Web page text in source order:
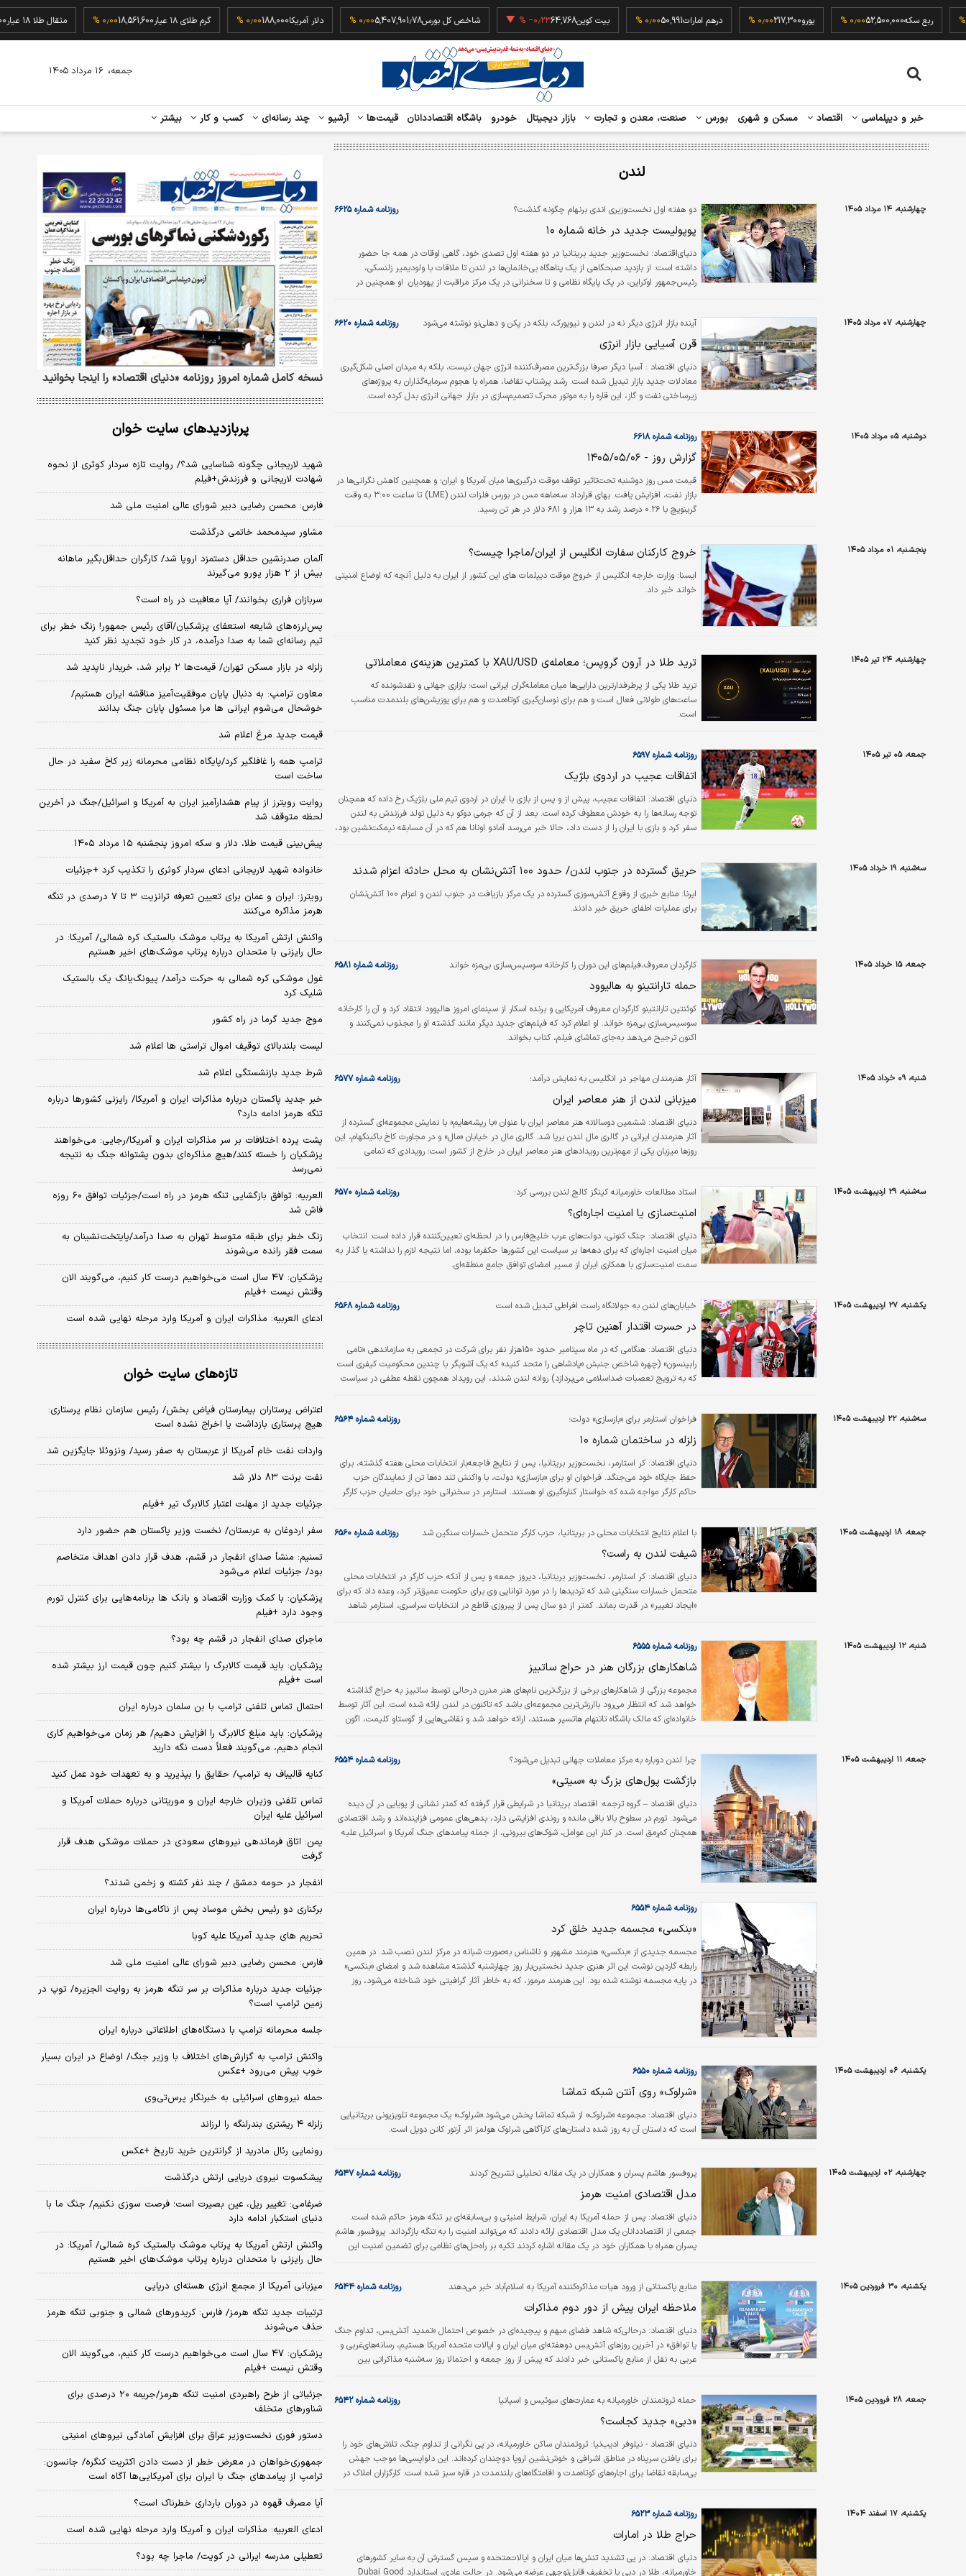
ربع سکه52,500,000 یورو217,300 درهم امارات50,991 بیت کوین64,768‎−۰٫۲۳ % شاخص کل بورس5,407,901.78 دلار آمریکا188,000 گرم طلای ۱۸ عیار 18,561,600 مثقال طلا ۱۸ عیار
خبر و دیپلماسی اقتصاد مسکن و شهری بورس صنعت، معدن و تجارت بازار دیجیتال خودرو باشگاه اقتصاددانان قیمت‌ها آرشیو چند رسانه‌ای کسب و کار بیشتر
جمعه، ۱۶ مرداد ۱۴۰۵
لندن
چهارشنبه، ۱۴ مرداد ۱۴۰۵ دو هفته اول نخست‌وزیری اندی برنهام چگونه گذشت؟ روزنامه شماره ۶۶۲۵
پوپولیست جدید در خانه شماره ۱۰
دنیای‌اقتصاد: نخست‌وزیر جدید بریتانیا در دو هفته اول تصدی خود، گاهی اوقات در همه جا حضور
داشته است: از بازدید صبحگاهی از یک پناهگاه بی‌خانمان‌ها در لندن تا ملاقات با ولودیمیر زلنسکی،
رئیس‌جمهور اوکراین، در یک پایگاه نظامی و تا سخنرانی در یک مرکز مراقبت از یهودیان. او همچنین در
روش صحیح درست کردن یک فنجان…
چهارشنبه، ۰۷ مرداد ۱۴۰۵ آینده بازار انرژی دیگر نه در لندن و نیویورک، بلکه در پکن و دهلی‌نو نوشته می‌شود روزنامه شماره ۶۶۲۰
قرن آسیایی بازار انرژی
دنیای اقتصاد : آسیا دیگر صرفا بزرگ‌ترین مصرف‌کننده انرژی جهان نیست، بلکه به میدان اصلی شکل‌گیری
معادلات جدید بازار تبدیل شده است. رشد پرشتاب تقاضا، همراه با هجوم سرمایه‌گذاران به پروژه‌های
زیرساختی نفت و گاز، این قاره را به موتور محرک تصمیم‌سازی در بازار جهانی انرژی بدل کرده است.
دوشنبه، ۰۵ مرداد ۱۴۰۵ روزنامه شماره ۶۶۱۸
گزارش روز - ۱۴۰۵/۰۵/۰۶
قیمت مس روز دوشنبه تحت‌تاثیر توقف موقت درگیری‌ها میان آمریکا و ایران؛ و همچنین کاهش نگرانی‌ها در
بازار نفت، افزایش یافت. بهای قرارداد سه‌ماهه مس در بورس فلزات لندن (LME) تا ساعت ۳:۰۰ به وقت
گرینویچ با ۰.۲۶ درصد رشد به ۱۳ هزار و ۶۸۱ دلار در هر تن رسید.
پنجشنبه، ۰۱ مرداد ۱۴۰۵ خروج کارکنان سفارت انگلیس از ایران/ماجرا چیست؟
ايسنا: وزارت خارجه انگلیس از خروج موقت دیپلمات های این کشور از ایران به دلیل آنچه که اوضاع امنیتی
خواند خبر داد.
چهارشنبه، ۲۴ تیر ۱۴۰۵ ترید طلا در آرون گروپس؛ معامله‌ی XAU/USD با کمترین هزینه‌ی معاملاتی
ترید طلا یکی از پرطرفدارترین دارایی‌ها میان معامله‌گران ایرانی است؛ بازاری جهانی و نقدشونده که
ساعت‌های طولانی فعال است و هم برای نوسان‌گیری کوتاه‌مدت و هم برای پوزیشن‌های بلندمدت مناسب
است.
جمعه، ۰۵ تیر ۱۴۰۵ روزنامه شماره ۶۵۹۷
اتفاقات عجیب در اردوی بلژیک
دنیای اقتصاد: اتفاقات عجیب، پیش از و پس از بازی با ایران در اردوی تیم ملی بلژیک رخ داده که همچنان
توجه رسانه‌ها را به خودش معطوف کرده است. بعد از آن که جرمی دوکو به دلیل تولد فرزندش به لندن
سفر کرد و بازی با ایران را از دست داد، حالا خبر می‌رسد آمادو اونانا هم که در آن مسابقه نیمکت‌نشین بود،
سه‌شنبه، ۱۹ خرداد ۱۴۰۵ حریق گسترده در جنوب لندن/ حدود ۱۰۰ آتش‌نشان به محل حادثه اعزام شدند
ایرنا:
منابع خبری از وقوع آتش‌سوزی گسترده در یک مرکز بازیافت در جنوب لندن و اعزام ۱۰۰ آتش‌نشان
برای عملیات اطفای حریق خبر دادند.
جمعه، ۱۵ خرداد ۱۴۰۵ کارگردان معروف،فیلم‌های این دوران را کارخانه سوسیس‌سازی بی‌مزه خواند روزنامه شماره ۶۵۸۱
حمله تارانتینو به‌ هالیوود
کوئنتین تارانتینو کارگردان معروف آمریکایی و برنده اسکار از سینمای امروز ‌هالیوود انتقاد کرد و آن را کارخانه
سوسیس‌سازی بی‌مزه خواند. او اعلام کرد که فیلم‌های جدید دیگر مانند گذشته او را مجذوب نمی‌کنند و
اکنون ترجیح می‌دهد به‌جای تماشای فیلم، کتاب بخواند.
شنبه، ۰۹ خرداد ۱۴۰۵ آثار هنرمندان مهاجر در انگلیس به نمایش درآمد؛ روزنامه شماره ۶۵۷۷
میزبانی لندن از هنر معاصر ایران
دنیای اقتصاد: ششمین دوسالانه هنر معاصر ایران با عنوان «با ریشه‌هایم» با نمایش مجموعه‌ای گسترده از
آثار هنرمندان ایرانی در گالری مال لندن برپا شد. گالری مال در خیابان «مال» و در مجاورت کاخ باکینگهام، این
روزها میزبان یکی از مهم‌ترین رویدادهای هنر معاصر ایران در خارج از کشور است؛ رویدادی که تمامی
سه‌شنبه، ۲۹ اردیبهشت ۱۴۰۵ استاد مطالعات خاورمیانه کینگز کالج لندن بررسی کرد؛ روزنامه شماره ۶۵۷۰
امنیت‌سازی یا امنیت اجاره‌ای؟
دنیای اقتصاد: جنگ کنونی، دولت‌های عرب خلیج‌فارس را در لحظه‌ای تعیین‌کننده قرار داده است: انتخاب
میان امنیت اجاره‌ای که برای دهه‌ها بر سیاست این کشورها حکفرما بوده، اما نتیجه‌ لازم را نداشته یا گذار به
سمت امنیت‌سازی با همکاری ایران از مسیر امضای توافق جامع منطقه‌ای.
یکشنبه، ۲۷ اردیبهشت ۱۴۰۵ خیابان‌های لندن به جولانگاه راست افراطی تبدیل شده است روزنامه شماره ۶۵۶۸
در حسرت اقتدار آهنین تاچر
دنیای اقتصاد:
هنگامی که در ماه سپتامبر حدود ۱۵۰هزار نفر برای شرکت در تجمعی به سازماندهی «تامی
رابینسون» (چهره شاخص جنبش «پادشاهی را متحد کنید» که یک آشوبگر با چندین محکومیت کیفری است
که به ترویج تعصبات ضداسلامی می‌پردازد) روانه لندن شدند، این رویداد همچون نقطه عطفی در سیاست
راهپیمایی با عنوان «پادشاهی را متحد کنید»…
سه‌شنبه، ۲۲ اردیبهشت ۱۴۰۵ فراخوان استارمر برای «بازسازی» دولت؛ روزنامه شماره ۶۵۶۴
زلزله در ساختمان شماره ۱۰
دنیای اقتصاد: کر استارمر، نخست‌وزیر بریتانیا، پس از نتایج فاجعه‌بار انتخابات محلی هفته گذشته، برای
حفظ جایگاه خود می‌جنگد. فراخوان او برای «بازسازی» دولت، با واکنش تند ده‌ها تن از نمایندگان حزب
حاکم کارگر مواجه شده که خواستار کناره‌گیری او هستند. استارمر در سخنرانی خود برای حامیان حزب کارگر
به «هرج‌ومرجی» فرو…
جمعه، ۱۸ اردیبهشت ۱۴۰۵ با اعلام نتایج انتخابات محلی در بریتانیا، حزب کارگر متحمل خسارات سنگین شد روزنامه شماره ۶۵۶۰
شیفت لندن به راست؟
دنیای اقتصاد: کر استارمر، نخست‌وزیر بریتانیا، دیروز جمعه و پس از آنکه حزب کارگر در انتخابات محلی
متحمل خسارات سنگینی شد که تردیدها را در مورد توانایی وی برای حکومت عمیق‌تر کرد، وعده داد که برای
«ایجاد تغییر» در قدرت بماند. کمتر از دو سال پس از پیروزی قاطع در انتخابات سراسری، استارمر شاهد
شنبه، ۱۲ اردیبهشت ۱۴۰۵ روزنامه شماره ۶۵۵۵
شاهکارهای بزرگان هنر در حراج ساتبیز
مجموعه بزرگی از شاهکارهای برخی از بزرگ‌ترین نام‌های هنر مدرن درحالی توسط ساتبیز به حراج گذاشته
خواهد شد که انتظار می‌رود باارزش‌ترین مجموعه‌ای باشد که تاکنون در لندن ارائه شده است. این آثار توسط
خانواده‌ای که مالک باشگاه تاتنهام‌ هاتسپر هستند، ارائه خواهد شد و نقاشی‌هایی از گوستاو کلیمت، اگون
دیگر آثاری…
جمعه، ۱۱ اردیبهشت ۱۴۰۵ چرا لندن دوباره به مرکز معاملات جهانی تبدیل می‌شود؟ روزنامه شماره ۶۵۵۴
بازگشت پول‌های بزرگ به «سیتی»
دنیای اقتصاد – گروه ترجمه: اقتصاد بریتانیا در شرایطی قرار گرفته که کمتر نشانی از پویایی در آن دیده
می‌شود. تورم در سطوح بالا باقی مانده و روندی افزایشی دارد، بدهی‌های عمومی فزاینده‌اند و رشد اقتصادی
همچنان کم‌رمق است. در کنار این عوامل، شوک‌های بیرونی، از جمله پیامدهای جنگ آمریکا و اسرائیل علیه
روزنامه شماره ۶۵۵۴
«بنکسی» مجسمه جدید خلق کرد
مجسمه جدیدی از «بنکسی» هنرمند مشهور و ناشناس به‌صورت شبانه در مرکز لندن نصب شد. در همین
رابطه گاردین نوشت این اثر هنری جدید نخستین‌بار روز چهارشنبه گذشته مشاهده شد و امضای «بنکسی»
در پایه مجسمه نوشته شده بود. این هنرمند مرموز، که به خاطر آثار گرافیتی خود شناخته می‌شود، روز
یکشنبه، ۰۶ اردیبهشت ۱۴۰۵ روزنامه شماره ۶۵۵۰
«شرلوک» روی آنتن شبکه تماشا
دنیای اقتصاد: مجموعه «شرلوک» از شبکه تماشا پخش می‌شود.«شرلوک» یک مجموعه تلویزیونی بریتانیایی
است که داستان آن به روز شده داستان‌های کارآگاهی شرلوک هولمز اثر آرتور کانن دویل است.
چهارشنبه، ۰۲ اردیبهشت ۱۴۰۵ پروفسور هاشم پسران و همکاران در یک مقاله تحلیلی تشریح کردند روزنامه شماره ۶۵۴۷
مدل اقتصادی امنیت هرمز
دنیای اقتصاد: پس از حمله آمریکا به ایران، شرایط امنیتی و بی‌سابقه‌ای بر تنگه هرمز حاکم شده است.
جمعی از اقتصاددانان یک مدل اقتصادی ارائه دادند که می‌تواند امنیت را به تنگه بازگرداند. پروفسور‌ هاشم
پسران همراه با همکاران خود در یک مقاله اشاره کردند تکیه بر راه‌حل‌های نظامی برای تضمین امنیت این
سنگینی دارد که عمدتا توسط…
یکشنبه، ۳۰ فروردین ۱۴۰۵ منابع پاکستانی از ورود هیات مذاکره‌کننده آمریکا به اسلام‌آباد خبر می‌دهند روزنامه شماره ۶۵۴۴
ملاحظه ایران پیش از دور دوم مذاکرات
دنیای اقتصاد:
درحالی‌که شاهد فضای مبهم و پیچیده‌ای در خصوص احتمال «تمدید آتش‌بس، تداوم جنگ
یا توافق» در آخرین روزهای آتش‌بس دوهفته‌ای میان ایران و ایالات متحده آمریکا هستیم، رسانه‌ها‌ی‌غربی و
عربی به نقل از منابع پاکستانی خبر دادند که پیش از روز جمعه و احتمالا روز سه‌شنبه مذاکراتی بین
مذاکره با ایران به اسلام‌آباد…
جمعه، ۲۸ فروردین ۱۴۰۵ حمله ثروتمندان خاورمیانه به عمارت‌های سوئیس و اسپانیا روزنامه شماره ۶۵۴۲
«دبی» جدید کجاست؟
دنیای اقتصاد - نیلوفر ادیب‌نیا:ثروتمندان ساکن خاورمیانه، در پی نگرانی از تداوم جنگ، تلاش‌های خود را
برای یافتن سرپناه در مناطق اشرافی و خوش‌نشین اروپا دوچندان کرده‌اند. این دلواپسی‌ها موجب جهش
بی‌سابقه‌ تقاضا برای اجاره‌های کوتاه‌مدت و اقامتگاه‌های بلندمدت در قاره سبز شده است. کارگزاران املاک در
خانواده‌هایی که در پی مأمنی…
یکشنبه، ۱۷ اسفند ۱۴۰۴ روزنامه شماره ۶۵۲۳
حراج طلا در امارات
دنیای اقتصاد: در پی تشدید تنش‌ها میان ایران و ایالات‌متحده و سپس گسترش آن به سایر کشورهای
خاورمیانه، طلا در دبی با تخفیف قابل‌توجهی عرضه می‌شود. در حالت عادی، استاندارد Dubai Good
نسخه کامل شماره امروز روزنامه «دنیای‌ اقتصاد» را اینجا بخوانید
پربازدیدهای سایت خوان
شهید لاریجانی چگونه شناسایی شد؟/ روایت تازه سردار کوثری از نحوه
شهادت لاریجانی و فرزندش+فیلم
فارس: محسن رضایی دبیر شورای عالی امنیت ملی شد
مشاور سیدمحمد خاتمی درگذشت
آلمان صدرنشین حداقل دستمزد اروپا شد/ کارگران حداقل‌بگیر ماهانه
بیش از ۲ هزار یورو می‌گیرند
سربازان فراری بخوانند/ آیا معافیت در راه است؟
پس‌لرزه‌های شایعه استعفای پزشکیان/آقای رئیس جمهور! زنگ خطر برای
تیم رسانه‌ای شما به صدا درآمده، در کار خود تجدید نظر کنید
زلزله در بازار مسکن تهران/ قیمت‌ها ۲ برابر شد، خریدار ناپدید شد
معاون ترامپ: به دنبال پایان موفقیت‌آمیز مناقشه ایران هستیم/
خوشحال می‌شوم ایرانی ها مرا مسئول پایان جنگ بدانند
قیمت جدید مرغ اعلام شد
ترامپ همه را غافلگیر کرد/پایگاه نظامی محرمانه زیر کاخ سفید در حال
ساخت است
روایت رویترز از پیام هشدارآمیز ایران به آمریکا و اسرائیل/جنگ در آخرین
لحظه متوقف شد
پیش‌بینی قیمت طلا، دلار و سکه امروز پنجشنبه ۱۵ مرداد ۱۴۰۵
خانواده شهید لاریجانی ادعای سردار کوثری را تکذیب کرد +جزئیات
رویترز: ایران و عمان برای تعیین تعرفه ترانزیت ۳ تا ۷ درصدی در تنگه
هرمز مذاکره می‌کنند
واکنش ارتش آمریکا به پرتاب موشک بالستیک کره شمالی/ آمریکا: در
حال رایزنی با متحدان درباره پرتاب موشک‌های اخیر هستیم
غول موشکی کره شمالی به حرکت درآمد/ پیونگ‌یانگ یک بالستیک
شلیک کرد
موج جدید گرما در راه کشور
لیست بلندبالای توقیف اموال تراستی ها اعلام شد
شرط جدید بازنشستگی اعلام شد
خبر جدید پاکستان درباره مذاکرات ایران و آمریکا/ رایزنی کشورها درباره
تنگه هرمز ادامه دارد؟
پشت پرده اختلافات بر سر مذاکرات ایران و آمریکا/رجایی: می‌خواهند
پزشکیان را خسته کنند/هیچ مذاکره‌ای بدون پشتوانه جنگ به نتیجه
نمی‌رسد
العربیه: توافق بازگشایی تنگه هرمز در راه است/جزئیات توافق ۶۰ روزه
فاش شد
زنگ خطر برای طبقه متوسط تهران به صدا درآمد/پایتخت‌نشینان به
سمت فقر رانده می‌شوند
پزشکیان: ۴۷ سال است می‌خواهیم درست کار کنیم، می‌گویند الان
وقتش نیست +فیلم
ادعای العربیه: مذاکرات ایران و آمریکا وارد مرحله نهایی شده است
تازه‌های سایت خوان
اعتراض پرستاران بیمارستان فیاض بخش/ رئیس سازمان نظام پرستاری:
هیچ پرستاری بازداشت یا اخراج نشده است
واردات نفت خام آمریکا از عربستان به صفر رسید/ ونزوئلا جایگزین شد
نفت برنت ۸۳ دلار شد
جزئیات جدید از مهلت اعتبار کالابرگ تیر +فیلم
سفر اردوغان به عربستان/ نخست وزیر پاکستان هم حضور دارد
تسنیم: منشأ صدای انفجار در قشم، هدف قرار دادن اهداف متخاصم
بود/ جزئیات اعلام می‌شود
پزشکیان: با کمک وزارت اقتصاد و بانک ها برنامه‌هایی برای کنترل تورم
وجود دارد +فیلم
ماجرای صدای انفجار در قشم چه بود؟
پزشکیان: باید قیمت کالابرگ را بیشتر کنیم چون قیمت ارز بیشتر شده
است +فیلم
احتمال تماس تلفنی ترامپ با بن سلمان درباره ایران
پزشکیان: باید مبلغ کالابرگ را افزایش دهیم/ هر زمان می‌خواهیم کاری
انجام دهیم، می‌گویند فعلاً دست نگه دارید
کنایه قالیباف به ترامپ/ حقایق را بپذیرید و به تعهدات خود عمل کنید
تماس تلفنی وزیران خارجه ایران و موریتانی درباره حملات آمریکا و
اسرائیل علیه ایران
یمن: اتاق فرماندهی نیروهای سعودی در حملات موشکی هدف قرار
گرفت
انفجار در حومه دمشق / چند نفر کشته و زخمی شدند؟
برکناری دو رئیس بخش موساد پس از ناکامی‌ها درباره ایران
تحریم های جدید آمریکا علیه کوبا
فارس: محسن رضایی دبیر شورای عالی امنیت ملی شد
جزئیات جدید درباره مذاکرات بر سر تنگه هرمز به روایت الجزیره/ توپ در
زمین ترامپ است؟
جلسه محرمانه ترامپ با دستگاه‌های اطلاعاتی درباره ایران
واکنش ترامپ به گزارش‌های اختلاف با وزیر جنگ/ اوضاع در ایران بسیار
خوب پیش می‌رود +عکس
حمله نیروهای اسرائیلی به خبرنگار پرس‌تی‌وی
زلزله ۴ ریشتری بندرلنگه را لرزاند
رونمایی رئال مادرید از گرانترین خرید تاریخ +عکس
پیشکسوت نیروی دریایی ارتش درگذشت
ضرغامی: تغییر ریل، عین بصیرت است؛ فرصت سوزی نکنیم/ جنگ ما با
دنیای استکبار ادامه دارد
واکنش ارتش آمریکا به پرتاب موشک بالستیک کره شمالی/ آمریکا: در
حال رایزنی با متحدان درباره پرتاب موشک‌های اخیر هستیم
میزبانی آمریکا از مجمع انرژی هسته‌ای دریایی
ترتیبات جدید تنگه هرمز/ فارس: کریدورهای شمالی و جنوبی تنگه هرمز
حذف می‌شوند
پزشکیان: ۴۷ سال است می‌خواهیم درست کار کنیم، می‌گویند الان
وقتش نیست +فیلم
جزئیاتی از طرح راهبردی امنیت تنگه هرمز/جریمه ۲۰ درصدی برای
شناورهای متخلف
دستور فوری نخست‌وزیر عراق برای افزایش آمادگی نیروهای امنیتی
جمهوری‌خواهان در معرض خطر از دست دادن اکثریت کنگره/ جانسون:
ترامپ از پیامدهای جنگ با ایران برای آمریکایی‌ها آگاه است
آیا مصرف قهوه در دوران بارداری خطرناک است؟
ادعای العربیه: مذاکرات ایران و آمریکا وارد مرحله نهایی شده است
تعطیلی مدرسه ایرانی در کویت/ ماجرا چه بود؟